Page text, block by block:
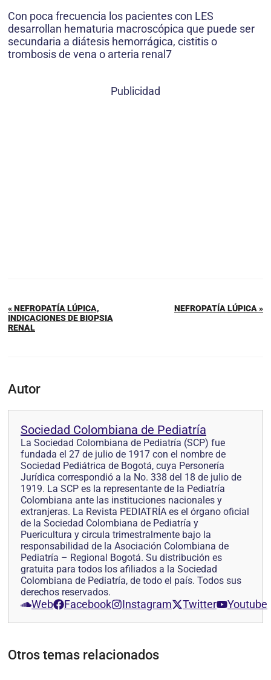
Con poca frecuencia los pacientes con LES
desarrollan hematuria macroscópica que puede ser
secundaria a diátesis hemorrágica, cistitis o
trombosis de vena o arteria renal7
Publicidad
« NEFROPATÍA LÚPICA,
INDICACIONES DE BIOPSIA
RENAL
NEFROPATÍA LÚPICA »
Autor
Sociedad Colombiana de Pediatría
La Sociedad Colombiana de Pediatría (SCP) fue
fundada el 27 de julio de 1917 con el nombre de
Sociedad Pediátrica de Bogotá, cuya Personería
Jurídica correspondió a la No. 338 del 18 de julio de
1919. La SCP es la representante de la Pediatría
Colombiana ante las instituciones nacionales y
extranjeras. La Revista PEDIATRÍA es el órgano oficial
de la Sociedad Colombiana de Pediatría y
Puericultura y circula trimestralmente bajo la
responsabilidad de la Asociación Colombiana de
Pediatría – Regional Bogotá. Su distribución es
gratuita para todos los afiliados a la Sociedad
Colombiana de Pediatría, de todo el país. Todos sus
derechos reservados.
Web Facebook Instagram Twitter Youtube
Otros temas relacionados